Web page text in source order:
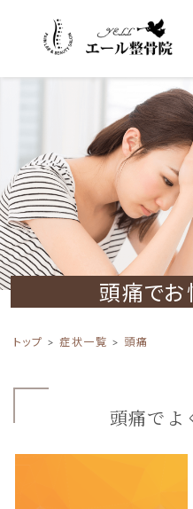
頭痛で
トップ 症状一覧 頭痛
頭痛でよ